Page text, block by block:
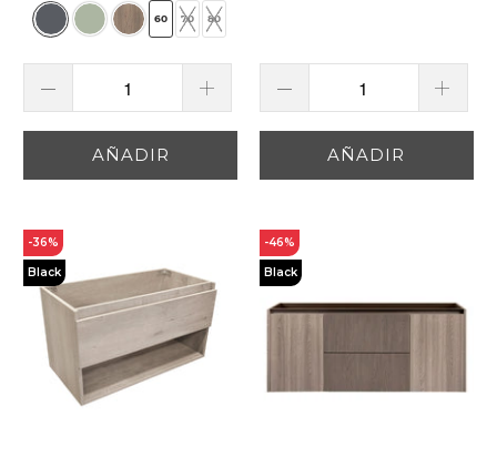
60 70 80
AÑADIR AÑADIR
-36%
Black
-46%
Black